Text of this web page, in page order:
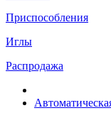
Приспособления
Иглы
Распродажа